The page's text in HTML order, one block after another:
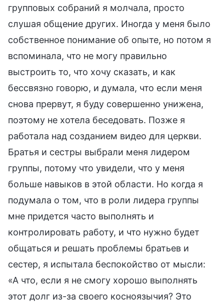
групповых собраний я молчала, просто
слушая общение других. Иногда у меня было
собственное понимание об опыте, но потом я
вспоминала, что не могу правильно
выстроить то, что хочу сказать, и как
бессвязно говорю, и думала, что если меня
снова прервут, я буду совершенно унижена,
поэтому не хотела беседовать. Позже я
работала над созданием видео для церкви.
Братья и сестры выбрали меня лидером
группы, потому что увидели, что у меня
больше навыков в этой области. Но когда я
подумала о том, что в роли лидера группы
мне придется часто выполнять и
контролировать работу, и что нужно будет
общаться и решать проблемы братьев и
сестер, я испытала беспокойство от мысли:
«А что, если я не смогу хорошо выполнять
этот долг из-за своего косноязычия? Это